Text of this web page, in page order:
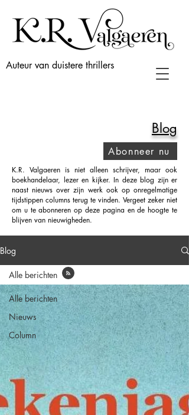
Auteur van duistere thrillers
Blog
Abonneer nu
K.R. Valgaeren is niet alleen schrijver, maar ook
boekhandelaar, lezer en kijker. In deze blog zijn er
naast nieuws over zijn werk ook op onregelmatige
tijdstippen columns terug te vinden. Vergeet zeker niet
om u te abonneren op deze pagina en de hoogte te
blijven van nieuwigheden.
Blog
Alle berichten
Nieuws
Column
Alle berichten